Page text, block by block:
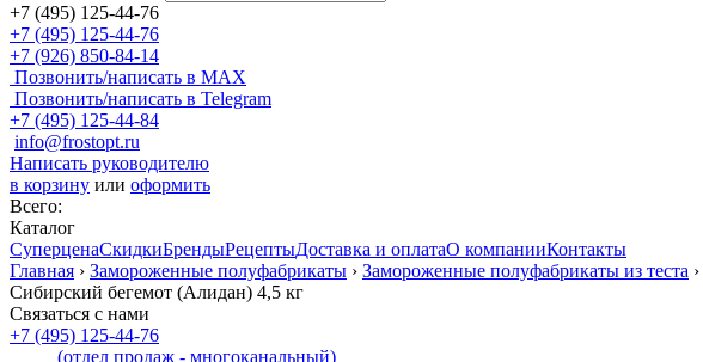
+7 (495) 125-44-76
+7 (495) 125-44-76
+7 (926) 850-84-14
Позвонить/написать в MAX
Позвонить/написать в Telegram
+7 (495) 125-44-84
info@frostopt.ru
Написать руководителю
в корзину или оформить
Всего:
Каталог
СуперценаСкидкиБрендыРецептыДоставка и оплатаО компанииКонтакты
Главная › Замороженные полуфабрикаты › Замороженные полуфабрикаты из теста ›
Сибирский бегемот (Алидан) 4,5 кг
Связаться с нами
+7 (495) 125-44-76
(отдел продаж - многоканальный)